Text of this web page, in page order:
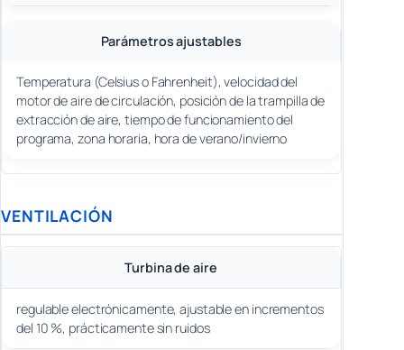
Parámetros ajustables
Temperatura (Celsius o Fahrenheit), velocidad del
motor de aire de circulación, posición de la trampilla de
extracción de aire, tiempo de funcionamiento del
programa, zona horaria, hora de verano/invierno
VENTILACIÓN
Turbina de aire
regulable electrónicamente, ajustable en incrementos
del 10 %, prácticamente sin ruidos